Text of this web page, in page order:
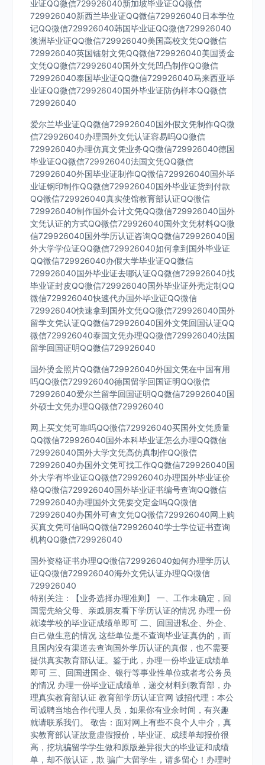
业证QQ微信729926040新加坡毕业证QQ微信
729926040新西兰毕业证QQ微信729926040日本学位
记QQ微信729926040韩国毕业证QQ微信729926040
澳洲毕业证QQ微信729926040美国高校文凭QQ微信
729926040英国镭射文凭QQ微信729926040美国烫金
文凭QQ微信729926040国外文凭凹凸制作QQ微信
729926040泰国毕业证QQ微信729926040马来西亚毕
业证QQ微信729926040国外毕业证防伪样本QQ微信
729926040
爱尔兰毕业证QQ微信729926040国外假文凭制作QQ微
信729926040办理国外文凭认证容易吗QQ微信
729926040办理仿真文凭业务QQ微信729926040德国
毕业证QQ微信729926040法国文凭QQ微信
729926040外国毕业证制作QQ微信729926040国外毕
业证钢印制作QQ微信729926040国外毕业证货到付款
QQ微信729926040真实使馆教育部认证QQ微信
729926040制作国外会计文凭QQ微信729926040国外
文凭认证的方式QQ微信729926040国外文凭材料QQ微
信729926040国外学历认证咨询QQ微信729926040国
外大学学位证QQ微信729926040如何拿到国外毕业证
QQ微信729926040办假大学毕业证QQ微信
729926040国外毕业证去哪认证QQ微信729926040找
毕业证封皮QQ微信729926040国外毕业证外壳定制QQ
微信729926040快速代办国外毕业证QQ微信
729926040快速拿到国外文凭QQ微信729926040国外
留学文凭认证QQ微信729926040国外文凭回国认证QQ
微信729926040泰国文凭办理QQ微信729926040法国
留学回国证明QQ微信729926040
国外烫金照片QQ微信729926040外国文凭在中国有用
吗QQ微信729926040德国留学回国证明QQ微信
729926040爱尔兰留学回国证明QQ微信729926040国
外硕士文凭办理QQ微信729926040
网上买文凭可靠吗QQ微信729926040买国外文凭质量
QQ微信729926040国外本科毕业证怎么办理QQ微信
729926040国外大学文凭高仿真制作QQ微信
729926040办国外文凭可找工作QQ微信729926040国
外大学有毕业证QQ微信729926040办理国外毕业证价
格QQ微信729926040国外毕业证书编号查询QQ微信
729926040办理国外文凭要交定金吗QQ微信
729926040办国外可查文凭QQ微信729926040网上购
买真文凭可信吗QQ微信729926040学士学位证书查询
机构QQ微信729926040
国外资格证书办理QQ微信729926040如何办理学历认
证QQ微信729926040海外文凭认证办理QQ微信
729926040
特别关注：【业务选择办理准则】 一、工作未确定，回
国需先给父母、亲戚朋友看下学历认证的情况 办理一份
就读学校的毕业证成绩单即可 二、回国进私企、外企、
自己做生意的情况 这些单位是不查询毕业证真伪的，而
且国内没有渠道去查询国外学历认证的真假，也不需要
提供真实教育部认证。鉴于此，办理一份毕业证成绩单
即可 三、回国进国企、银行等事业性单位或者考公务员
的情况 办理一份毕业证成绩单，递交材料到教育部，办
理真实教育部认证 教育部学历认证官网 诚招代理：本公
司诚聘当地合作代理人员，如果你有业余时间，有兴趣
就请联系我们。 敬告：面对网上有些不良个人中介，真
实教育部认证故意虚假报价，毕业证、成绩单却报价很
高，挖坑骗留学学生做和原版差异很大的毕业证和成绩
单，却不做认证，欺 骗广大留学生，请多留心！办理时